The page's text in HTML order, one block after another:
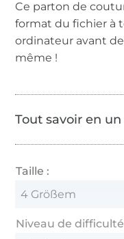
Ce parton de
format du fichier à
ordinateur avant
même !
Tout savoir en
Taille :
4 Größem
Niveau de difficulté